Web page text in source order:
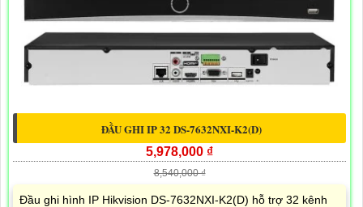
ĐẦU GHI IP 32 DS-7632NXI-K2(D)
5,978,000 ₫
8,540,000 ₫
Đầu ghi hình IP Hikvision DS-7632NXI-K2(D) hỗ trợ 32 kênh